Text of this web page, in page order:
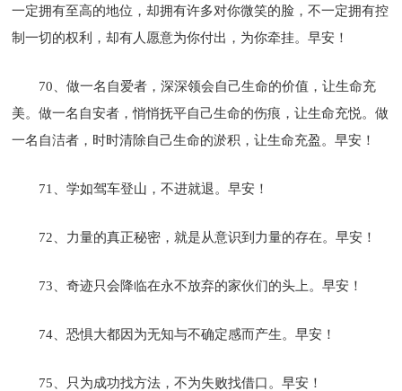
一定拥有至高的地位，却拥有许多对你微笑的脸，不一定拥有控
制一切的权利，却有人愿意为你付出，为你牵挂。早安！
70、做一名自爱者，深深领会自己生命的价值，让生命充
美。做一名自安者，悄悄抚平自己生命的伤痕，让生命充悦。做
一名自洁者，时时清除自己生命的淤积，让生命充盈。早安！
71、学如驾车登山，不进就退。早安！
72、力量的真正秘密，就是从意识到力量的存在。早安！
73、奇迹只会降临在永不放弃的家伙们的头上。早安！
74、恐惧大都因为无知与不确定感而产生。早安！
75、只为成功找方法，不为失败找借口。早安！